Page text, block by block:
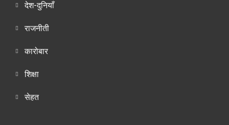
देश-दुनियाँ
राजनीती
कारोबार
शिक्षा
सेहत